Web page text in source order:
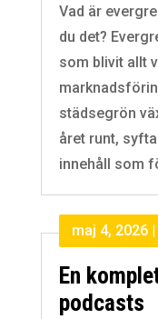
Vad är
du det?
som blivit allt
städsegrön
året runt,
innehåll som
En
podcasts
maj 4, 2026|